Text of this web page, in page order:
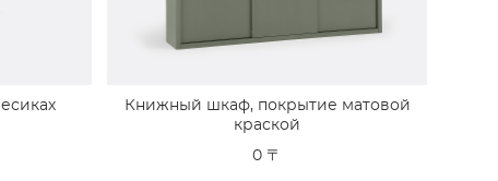
Книжный шкаф, покрытие матовой
краской
0 〒